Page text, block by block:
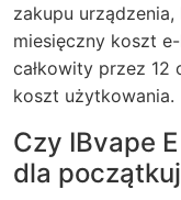
zakupu
miesięczny koszt
całkowity przez 12
koszt użytkowania.
Czy IBvape
dla